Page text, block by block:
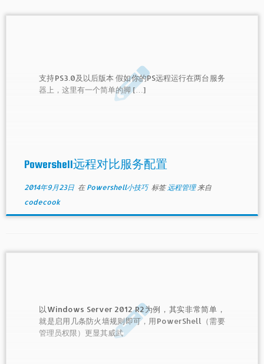
支持PS3.0及以后版本 假如你的PS远程运行在两台服务
器上，这里有一个简单的脚 […]
Powershell远程对比服务配置
2014年9月23日在 Powershell小技巧 标签远程管理 来自
codecook
以Windows Server 2012 R2为例，其实非常简单，
就是启用几条防火墙规则即可，用PowerShell（需要
管理员权限）更显其威武